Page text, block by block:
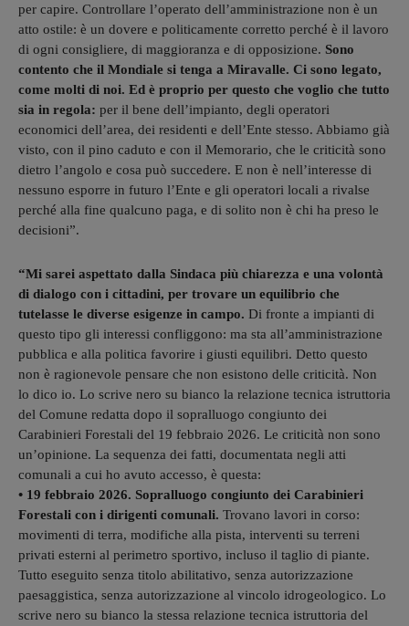
per capire. Controllare l’operato dell’amministrazione non è un
atto ostile: è un dovere e politicamente corretto perché è il lavoro
di ogni consigliere, di maggioranza e di opposizione. Sono
contento che il Mondiale si tenga a Miravalle. Ci sono legato,
come molti di noi. Ed è proprio per questo che voglio che tutto
sia in regola: per il bene dell’impianto, degli operatori
economici dell’area, dei residenti e dell’Ente stesso. Abbiamo già
visto, con il pino caduto e con il Memorario, che le criticità sono
dietro l’angolo e cosa può succedere. E non è nell’interesse di
nessuno esporre in futuro l’Ente e gli operatori locali a rivalse
perché alla fine qualcuno paga, e di solito non è chi ha preso le
decisioni”.
“Mi sarei aspettato dalla Sindaca più chiarezza e una volontà
di dialogo con i cittadini, per trovare un equilibrio che
tutelasse le diverse esigenze in campo. Di fronte a impianti di
questo tipo gli interessi confliggono: ma sta all’amministrazione
pubblica e alla politica favorire i giusti equilibri. Detto questo
non è ragionevole pensare che non esistono delle criticità. Non
lo dico io. Lo scrive nero su bianco la relazione tecnica istruttoria
del Comune redatta dopo il sopralluogo congiunto dei
Carabinieri Forestali del 19 febbraio 2026. Le criticità non sono
un’opinione. La sequenza dei fatti, documentata negli atti
comunali a cui ho avuto accesso, è questa:
• 19 febbraio 2026. Sopralluogo congiunto dei Carabinieri
Forestali con i dirigenti comunali. Trovano lavori in corso:
movimenti di terra, modifiche alla pista, interventi su terreni
privati esterni al perimetro sportivo, incluso il taglio di piante.
Tutto eseguito senza titolo abilitativo, senza autorizzazione
paesaggistica, senza autorizzazione al vincolo idrogeologico. Lo
scrive nero su bianco la stessa relazione tecnica istruttoria del